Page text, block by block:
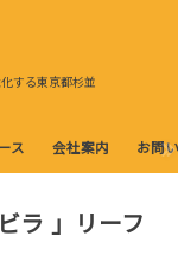
する東京都杉並
ス 会社案内 お問
ラ 」リーフ